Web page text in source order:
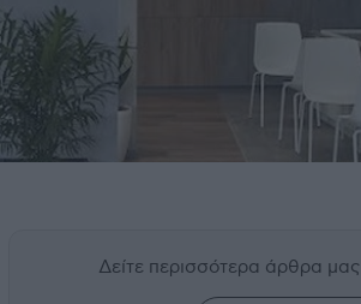
Δείτε περισσότερα άρθρα μας